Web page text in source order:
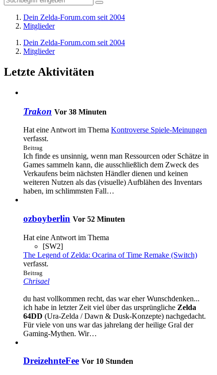
Dein Zelda-Forum.com seit 2004
Mitglieder
Dein Zelda-Forum.com seit 2004
Mitglieder
Letzte Aktivitäten
Trakon Vor 38 Minuten
Hat eine Antwort im Thema Kontroverse Spiele-Meinungen
verfasst.
Beitrag
Ich finde es unsinnig, wenn man Ressourcen oder Schätze in
Games sammeln kann, die ausschließlich dem Zweck des
Verkaufens beim nächsten Händler dienen und keinen
weiteren Nutzen als das (visuelle) Aufblähen des Inventars
haben, im schlimmsten Fall…
ozboyberlin Vor 52 Minuten
Hat eine Antwort im Thema
[SW2]
The Legend of Zelda: Ocarina of Time Remake (Switch)
verfasst.
Beitrag
Chrisael
du hast vollkommen recht, das war eher Wunschdenken...
ich habe in letzter Zeit viel über das ursprüngliche Zelda
64DD (Ura-Zelda / Dawn & Dusk-Konzepte) nachgedacht.
Für viele von uns war das jahrelang der heilige Gral der
Gaming-Mythen. Wir…
DreizehnteFee Vor 10 Stunden